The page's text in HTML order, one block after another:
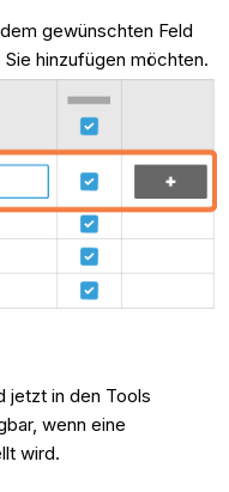
gewünschten Feld
hinzufügen möchten.
jetzt in den Tools
wenn eine
wird.